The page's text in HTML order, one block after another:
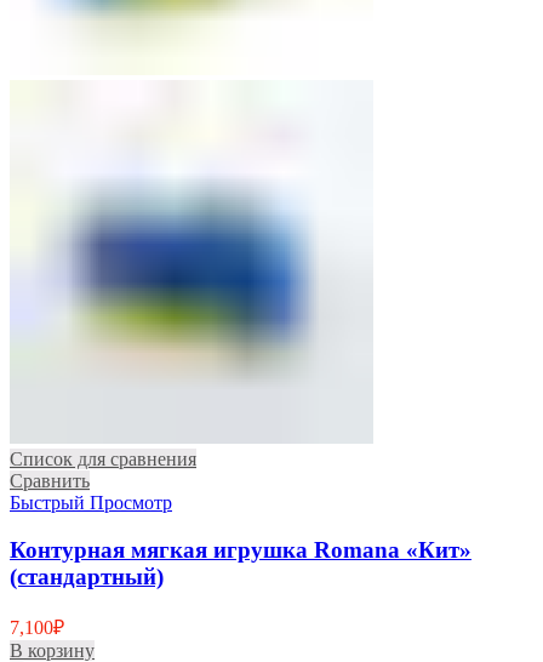
Список для сравнения
Сравнить
Быстрый Просмотр
Контурная мягкая игрушка Romana «Кит»
(стандартный)
7,100₽
В корзину